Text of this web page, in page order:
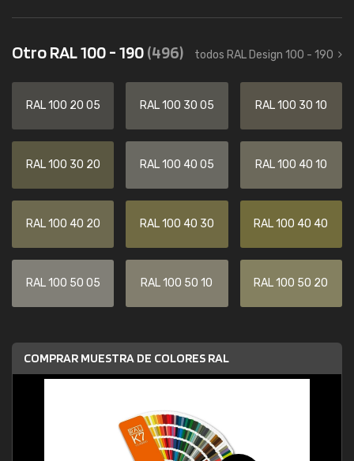
Otro RAL 100 - 190(496) todos RAL Design 100 - 190
RAL 100 20 05 RAL 100 30 05 RAL 100 30 10
RAL 100 30 20 RAL 100 40 05 RAL 100 40 10
RAL 100 40 20 RAL 100 40 30 RAL 100 40 40
RAL 100 50 05 RAL 100 50 10 RAL 100 50 20
COMPRAR MUESTRA DE COLORES RAL